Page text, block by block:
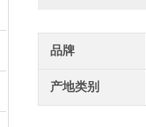
品牌
产地类别